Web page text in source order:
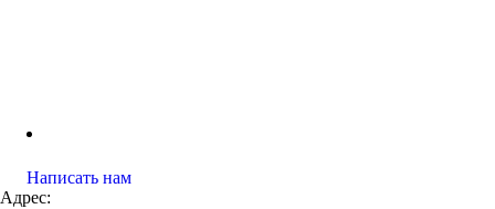
Написать нам
Адрес: